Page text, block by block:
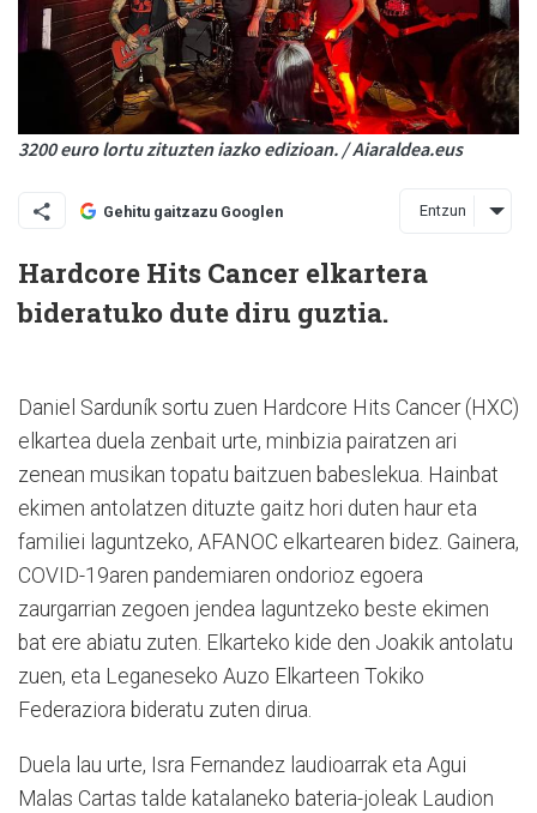
3200 euro lortu zituzten iazko edizioan. / Aiaraldea.eus
Gehitu gaitzazu Googlen Entzun
Hardcore Hits Cancer elkartera
bideratuko dute diru guztia.
Daniel Sarduník sortu zuen Hardcore Hits Cancer (HXC)
elkartea duela zenbait urte, minbizia pairatzen ari
zenean musikan topatu baitzuen babeslekua. Hainbat
ekimen antolatzen dituzte gaitz hori duten haur eta
familiei laguntzeko, AFANOC elkartearen bidez. Gainera,
COVID-19aren pandemiaren ondorioz egoera
zaurgarrian zegoen jendea laguntzeko beste ekimen
bat ere abiatu zuten. Elkarteko kide den Joakik antolatu
zuen, eta Leganeseko Auzo Elkarteen Tokiko
Federaziora bideratu zuten dirua.
Duela lau urte, Isra Fernandez laudioarrak eta Agui
Malas Cartas talde katalaneko bateria-joleak Laudion